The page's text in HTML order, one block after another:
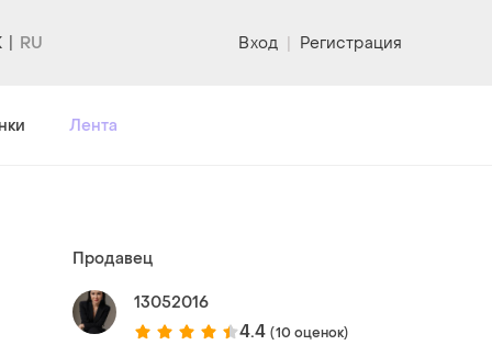
Вход | Регистрация
Лента
Продавец
13052016
4.4 (10 оценок)